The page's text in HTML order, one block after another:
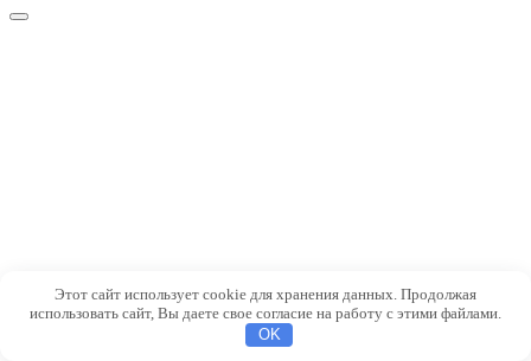
Этот сайт использует cookie для хранения данных. Продолжая
использовать сайт, Вы даете свое согласие на работу с этими файлами.
OK